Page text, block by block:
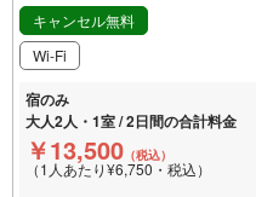
キャンセル無料
Wi-Fi
宿のみ
大人2人・1室 / 2日間の合計料金
￥13,500 （税込）
（1人あたり¥6,750・税込）